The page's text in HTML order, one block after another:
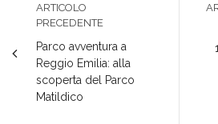
ARTICOLO
PRECEDENTE
Parco avventura a
Reggio Emilia: alla
scoperta del Parco
Matildico